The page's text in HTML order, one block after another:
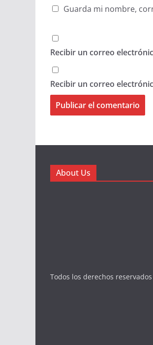
Guarda mi nombre,
Recibir un correo
Recibir un correo
About Us
Todos los derechos